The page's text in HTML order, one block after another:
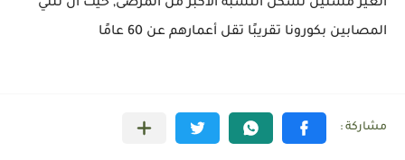
الغير مسنين تشكل النسبة الأكبر من المرضى, حيث أن ثلثي
المصابين بكورونا تقريبًا تقل أعمارهم عن 60 عامًا